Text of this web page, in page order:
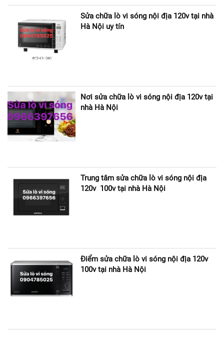
Sửa chữa lò vi sóng nội địa 120v tại nhà
Hà Nội uy tín
Nơi sửa chữa lò vi sóng nội địa 120v tại
nhà Hà Nội
Trung tâm sửa chữa lò vi sóng nội địa
120v 100v tại nhà Hà Nội
Điểm sửa chữa lò vi sóng nội địa 120v
100v tại nhà Hà Nội